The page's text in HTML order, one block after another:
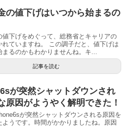
の値下げはいつから始まるの
値下げをめぐって、総務省とキャリアの
れていますね。 この調子だと、値下げは
まるのかもわかりませんね。キ...
記事を読む
が突然シャットダウンされ
原因がようやく解明できた！
が突然シャットダウンされる原因を
ようです。時間がかかりましたね。原因